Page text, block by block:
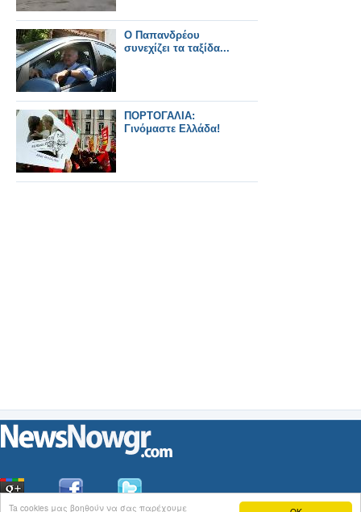
Ta cookies μας βοηθούν να σας παρέχουμε
Ο Παπανδρέου
συνεχίζει τα ταξίδα...
ΠΟΡΤΟΓΑΛΙΑ:
Γινόμαστε Ελλάδα!